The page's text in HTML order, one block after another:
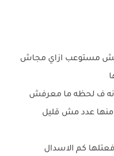
مش مستوعب ازاي مجاش
انه ف لحظه ما معرفش
عدد مش قليل
كم الاسدال